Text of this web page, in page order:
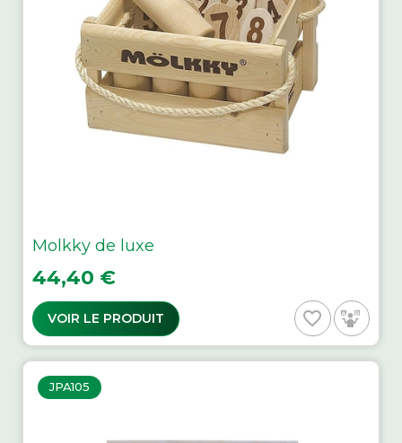
Molkky de luxe
Prix
44,40 €
VOIR LE PRODUIT favorite_border
JPA105